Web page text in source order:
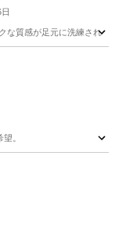
な質感が足元に洗練され
。